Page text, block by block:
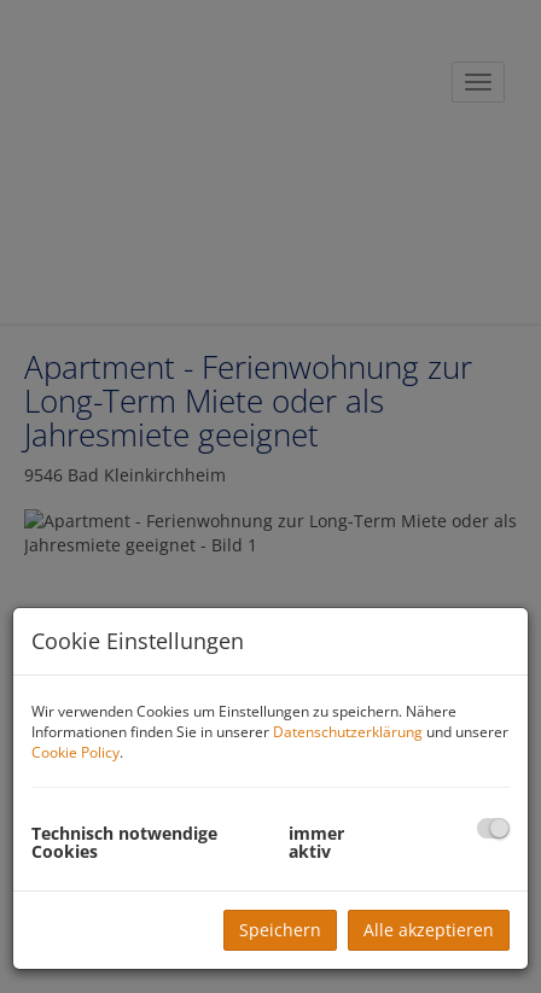
Apartment - Ferienwohnung zur
Long-Term Miete oder als
Jahresmiete geeignet
9546 Bad Kleinkirchheim
Cookie Einstellungen
Wir verwenden Cookies um Einstellungen zu speichern. Nähere
Informationen finden Sie in unserer Datenschutzerklärung und unserer
Cookie Policy.
Technisch notwendige
Cookies
immer
aktiv
Speichern Alle akzeptieren